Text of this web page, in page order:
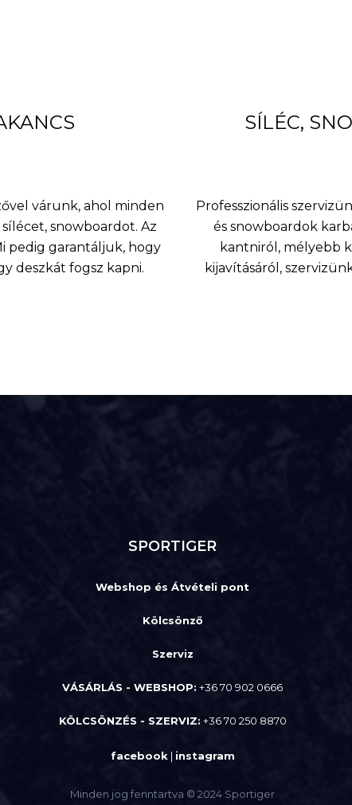
várunk, ahol minden
snowboardot. Az
pedig garantáljuk, hogy
deszkát fogsz kapni.
SÍLÉC,
Professzionális
és snowboardok
kantniról, mélyebb
kijavításáról,
SPORTIGER
Webshop és Átvételi pont
Kölcsönző
Szerviz
VÁSÁRLÁS - WEBSHOP: +36 70 902 0666
KÖLCSÖNZÉS - SZERVIZ: +36 70 250 8870
facebook | instagram
Minden jog fenntartva © 2024 Sportiger